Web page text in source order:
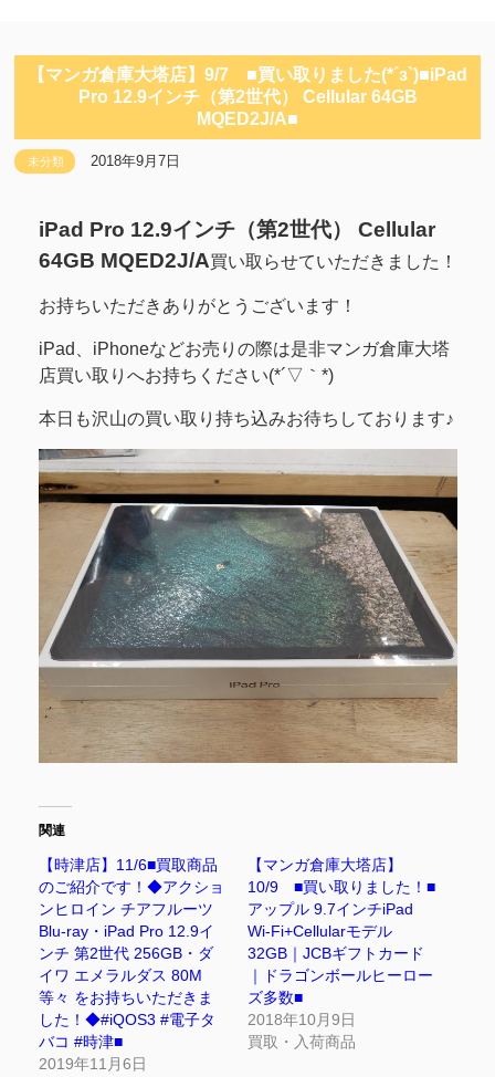
【マンガ倉庫大塔店】9/7 ■買い取りました(*´з`)■iPad
Pro 12.9インチ（第2世代） Cellular 64GB
MQED2J/A■
未分類 2018年9月7日
iPad Pro 12.9インチ（第2世代） Cellular
64GB MQED2J/A買い取らせていただきました！
お持ちいただきありがとうございます！
iPad、iPhoneなどお売りの際は是非マンガ倉庫大塔
店買い取りへお持ちください(*´▽｀*)
本日も沢山の買い取り持ち込みお待ちしております♪
関連
【時津店】11/6■買取商品
のご紹介です！◆アクショ
ンヒロイン チアフルーツ
Blu-ray・iPad Pro 12.9イ
ンチ 第2世代 256GB・ダ
イワ エメラルダス 80M
等々 をお持ちいただきま
した！◆#iQOS3 #電子タ
バコ #時津■
2019年11月6日
【マンガ倉庫大塔店】
10/9 ■買い取りました！■
アップル 9.7インチiPad
Wi-Fi+Cellularモデル
32GB｜JCBギフトカード
｜ドラゴンボールヒーロー
ズ多数■
2018年10月9日
買取・入荷商品